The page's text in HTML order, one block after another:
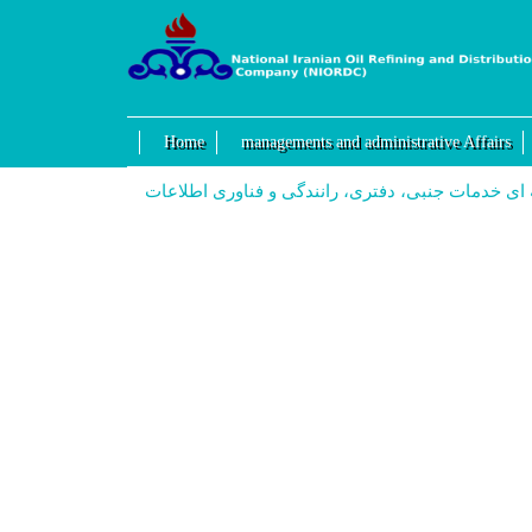
Home managements and administrative Affairs
خدمات جنبی، دفتری، رانندگی و فناوری اطلاعات